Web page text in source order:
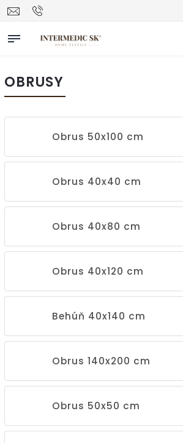
OBRUSY
Obrus 50x100 cm
Obrus 40x40 cm
Obrus 40x80 cm
Obrus 40x120 cm
Behúň 40x140 cm
Obrus 140x200 cm
Obrus 50x50 cm